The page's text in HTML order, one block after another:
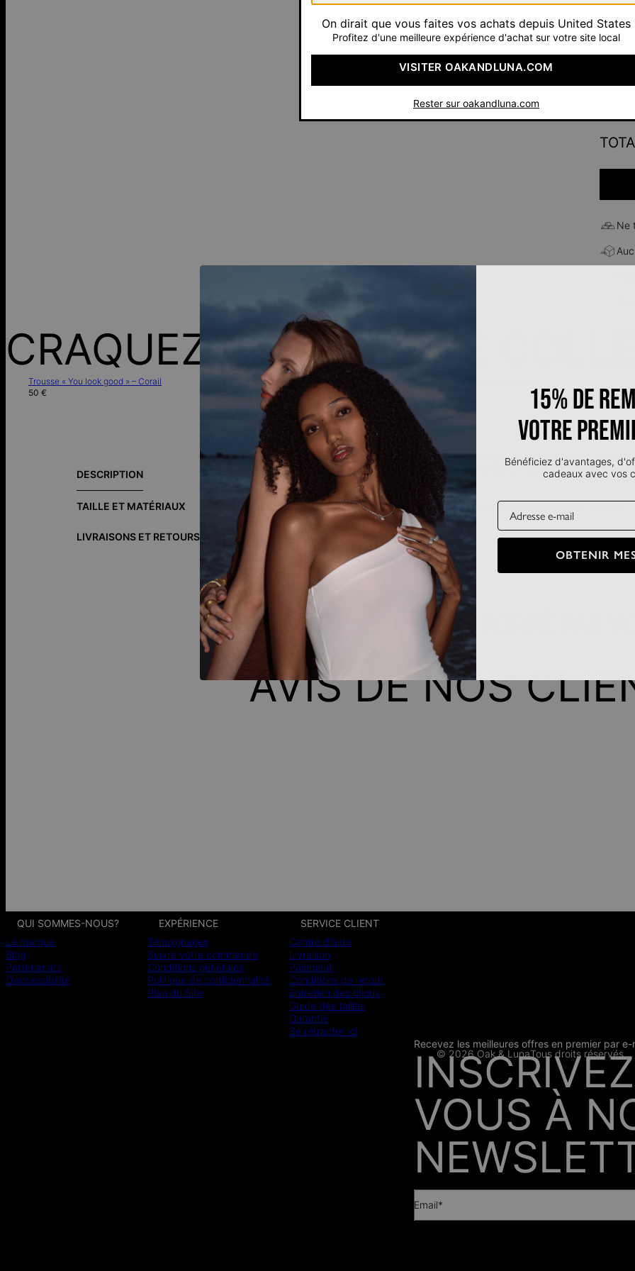
Ne
CRAQUEZ POUR CETTE
Trousse « You look good » – Corail
50 €
40 €
DESCRIPTION
TAILLE ET MATÉRIAUX
LIVRAISONS ET RETOURS
Sobre et élégante, cette trousse marron offre un rangement pratique pour vos
poche zippée, une poche ouverte et une doublure déperlante pour garder tout
Dimensions du produit :
Hauteur : 12 cm Largeur : 21 cm
Profondeur : 8,5 cm Tirette : hauteur 28 mm × largeur 8 mm × épaisseur 1,8 mm
FAIT POUR VOUS, PORTÉ PAR
AVIS DE NOS
PRESSE
Recevez les meilleures offres en premier par e-
VOUS À
Email*
QUI SOMMES-NOUS?
La marque
Blog
Partenariats
D’accessibilité
EXPÉRIENCE
Témoignages
Suivre votre commande
Conditions générales
Politique de confidentialité
Plan du Site
SERVICE CLIENT
Centre d'aide
Livraison
Paiement
Conditions de retour
Entretien des bijoux
Guide des tailles
Garantie
Se rétracter ici
CB SSL
© 2026 Oak & LunaTous droits réservés
On dirait que vous faites vos achats depuis United States
Profitez d'une meilleure expérience d'achat sur votre site local
VISITER OAKANDLUNA.COM
Rester sur oakandluna.com
15% de
votre
Bénéficiez d'avantages,
cadeaux avec vos
Email
OBTENIR